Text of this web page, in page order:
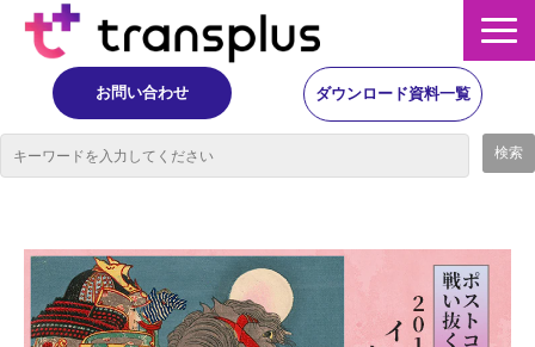
お問い合わせ ダウンロード資料一覧
イベント・レポート